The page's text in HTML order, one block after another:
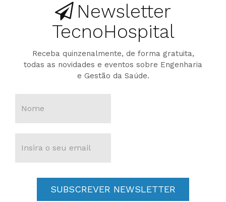
Newsletter
TecnoHospital
Receba quinzenalmente, de forma gratuita,
todas as novidades e eventos sobre Engenharia
e Gestão da Saúde.
SUBSCREVER NEWSLETTER